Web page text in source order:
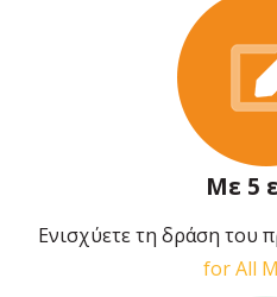
Με 5
Ενισχύετε τη δράση του
for All